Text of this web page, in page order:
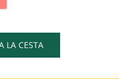
LA CESTA